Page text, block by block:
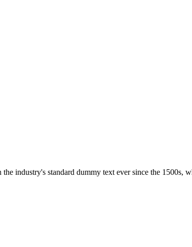
industry's standard dummy text ever since the 1500s,